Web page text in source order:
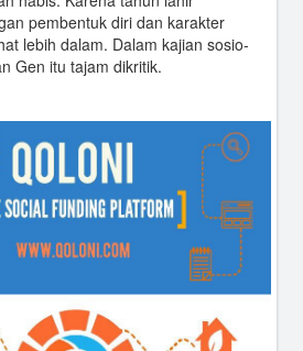
pembentuk diri dan karakter
lebih dalam. Dalam kajian sosio-
Gen itu tajam dikritik.